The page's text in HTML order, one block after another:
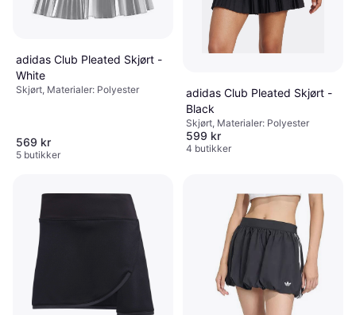
adidas Club Pleated Skjørt -
White
Skjørt, Materialer: Polyester
569 kr
5 butikker
adidas Club Pleated Skjørt -
Black
Skjørt, Materialer: Polyester
599 kr
4 butikker